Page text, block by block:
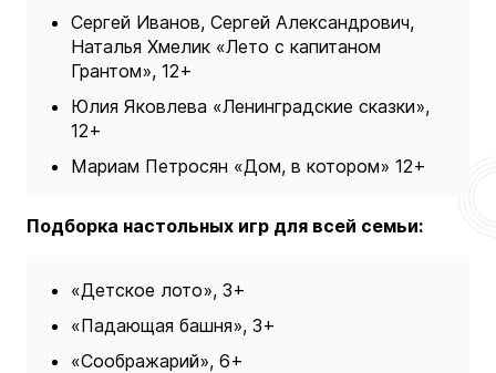
Сергей Иванов, Сергей Александрович,
Наталья Хмелик «Лето с капитаном
Грантом», 12+
Юлия Яковлева «Ленинградские сказки»,
12+
Мариам Петросян «Дом, в котором» 12+
Подборка настольных игр для всей семьи:
«Детское лото», 3+
«Падающая башня», 3+
«Соображарий», 6+